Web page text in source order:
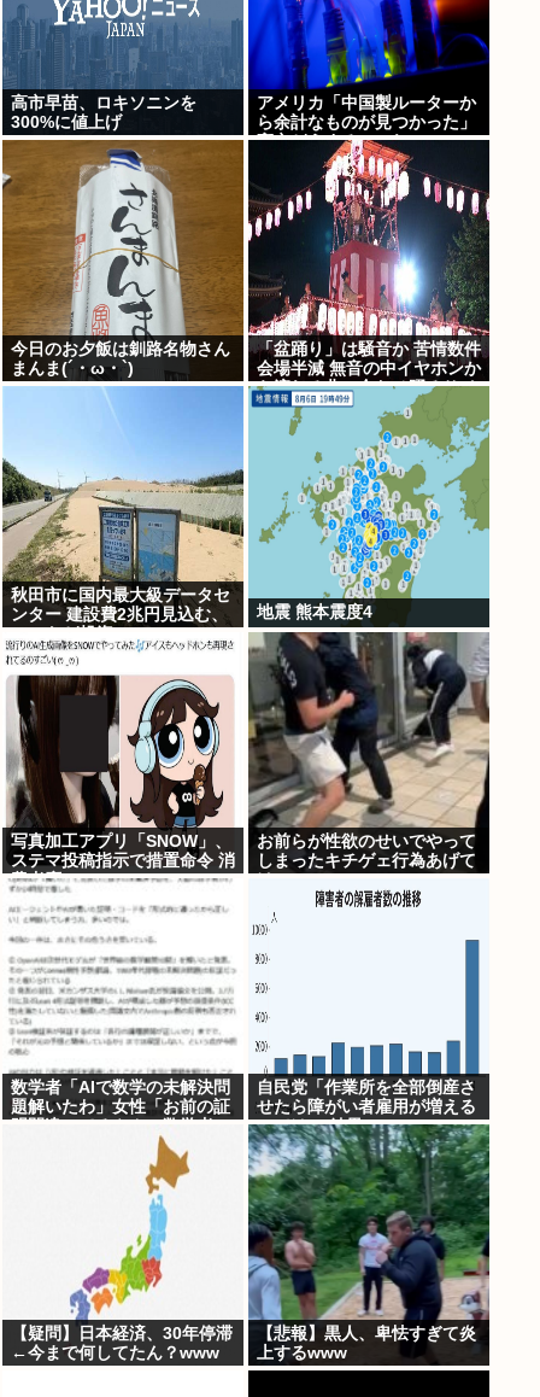
高市早苗、ロキソニンを
300%に値上げ
アメリカ「中国製ルーターか
ら余計なものが見つかった」
高市どうするのこれ
今日のお夕飯は釧路名物さん
まんま(´・ω・`)
「盆踊り」は騒音か 苦情数件
会場半減 無音の中イヤホンか
ら流れる曲に合わせ踊るサイ
レント盆ダンスも
秋田市に国内最大級データセ
ンター 建設費2兆円見込む、
地震 熊本震度4
写真加工アプリ「SNOW」、
ステマ投稿指示で措置命令 消
費者庁
お前らが性欲のせいでやって
しまったキチゲェ行為あげて
数学者「AIで数学の未解決問
題解いたわ」女性「お前の証
「内容デタラメで草。AI使う
のヘタ？」→女性大発狂
自民党「作業所を全部倒産さ
せたら障がい者雇用が増える
のでは 」結果ww
【疑問】日本経済、30年停滞
←今まで何してたん？www
【悲報】黒人、卑怯すぎて炎
上するwww